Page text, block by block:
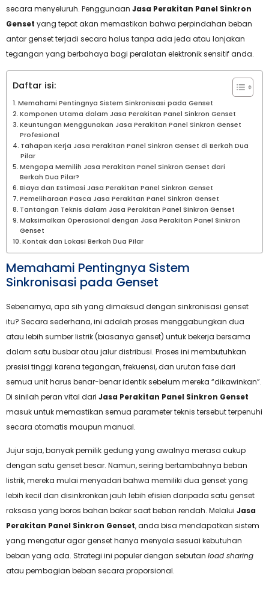
secara menyeluruh. Penggunaan Jasa Perakitan Panel Sinkron
Genset yang tepat akan memastikan bahwa perpindahan beban
antar genset terjadi secara halus tanpa ada jeda atau lonjakan
tegangan yang berbahaya bagi peralatan elektronik sensitif anda.
Daftar isi:
Memahami Pentingnya Sistem Sinkronisasi pada Genset
Komponen Utama dalam Jasa Perakitan Panel Sinkron Genset
Keuntungan Menggunakan Jasa Perakitan Panel Sinkron Genset
Profesional
Tahapan Kerja Jasa Perakitan Panel Sinkron Genset di Berkah Dua
Pilar
Mengapa Memilih Jasa Perakitan Panel Sinkron Genset dari
Berkah Dua Pilar?
Biaya dan Estimasi Jasa Perakitan Panel Sinkron Genset
Pemeliharaan Pasca Jasa Perakitan Panel Sinkron Genset
Tantangan Teknis dalam Jasa Perakitan Panel Sinkron Genset
Maksimalkan Operasional dengan Jasa Perakitan Panel Sinkron
Genset
Kontak dan Lokasi Berkah Dua Pilar
Memahami Pentingnya Sistem
Sinkronisasi pada Genset
Sebenarnya, apa sih yang dimaksud dengan sinkronisasi genset
itu? Secara sederhana, ini adalah proses menggabungkan dua
atau lebih sumber listrik (biasanya genset) untuk bekerja bersama
dalam satu busbar atau jalur distribusi. Proses ini membutuhkan
presisi tinggi karena tegangan, frekuensi, dan urutan fase dari
semua unit harus benar-benar identik sebelum mereka “dikawinkan”.
Di sinilah peran vital dari Jasa Perakitan Panel Sinkron Genset
masuk untuk memastikan semua parameter teknis tersebut terpenuhi
secara otomatis maupun manual.
Jujur saja, banyak pemilik gedung yang awalnya merasa cukup
dengan satu genset besar. Namun, seiring bertambahnya beban
listrik, mereka mulai menyadari bahwa memiliki dua genset yang
lebih kecil dan disinkronkan jauh lebih efisien daripada satu genset
raksasa yang boros bahan bakar saat beban rendah. Melalui Jasa
Perakitan Panel Sinkron Genset, anda bisa mendapatkan sistem
yang mengatur agar genset hanya menyala sesuai kebutuhan
beban yang ada. Strategi ini populer dengan sebutan load sharing
atau pembagian beban secara proporsional.